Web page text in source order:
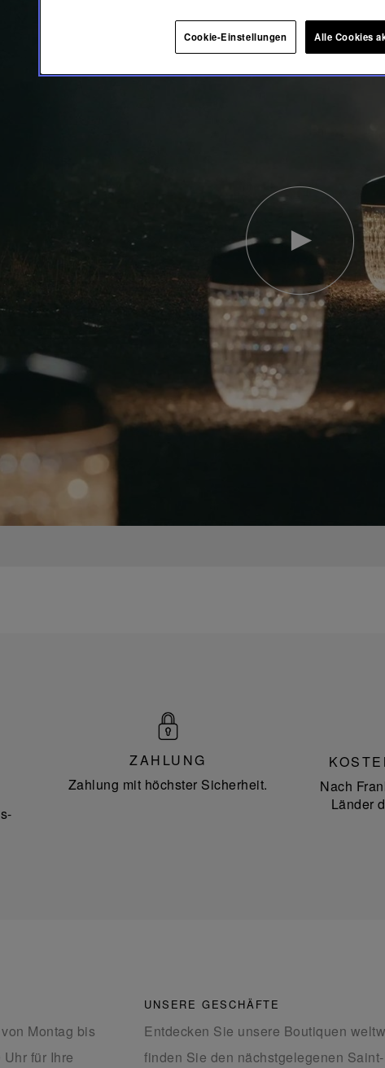
abspielen
YouTube-
Video,
Folia
Mini-
Portable-
Lampe
ZAHLUNG
Zahlung mit höchster Sicherheit.
Nach
Länder
Montag bis
für Ihre
UNSERE GESCHÄFTE
Entdecken Sie unsere Boutiquen
finden Sie den nächstgelegenen
Cookie-Einstellungen Alle Cookies